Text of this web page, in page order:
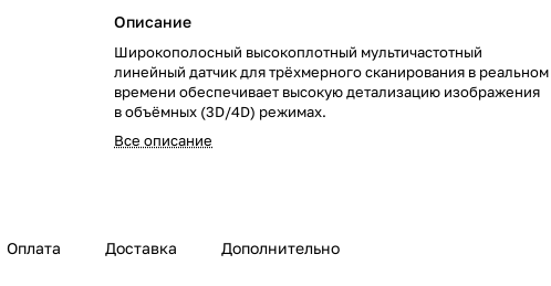
Описание
Широкополосный высокоплотный мультичастотный
линейный датчик для трёхмерного сканирования в реальном
времени обеспечивает высокую детализацию изображения
в объёмных (3D/4D) режимах.
Все описание
Оплата Доставка Дополнительно